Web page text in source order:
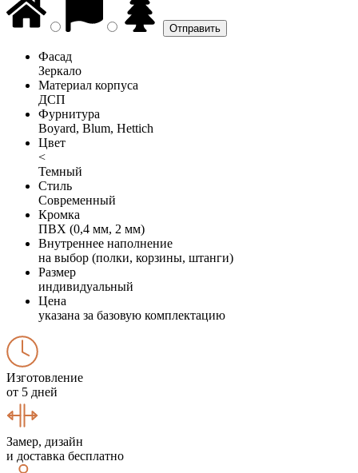
Фасад
Зеркало
Материал корпуса
ДСП
Фурнитура
Boyard, Blum, Hettich
Цвет
<
Темный
Стиль
Современный
Кромка
ПВХ (0,4 мм, 2 мм)
Внутреннее наполнение
на выбор (полки, корзины, штанги)
Размер
индивидуальный
Цена
указана за базовую комплектацию
Изготовление
от 5 дней
Замер, дизайн
и доставка бесплатно